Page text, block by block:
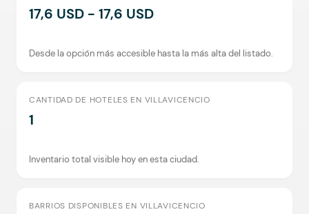
17,6 USD - 17,6 USD
Desde la opción más accesible hasta la más alta del listado.
CANTIDAD DE HOTELES EN VILLAVICENCIO
1
Inventario total visible hoy en esta ciudad.
BARRIOS DISPONIBLES EN VILLAVICENCIO